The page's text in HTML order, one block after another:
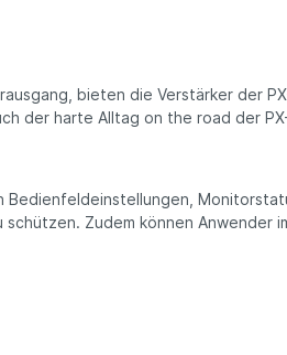
bieten die Verstärker der
der harte Alltag on the road der
Zudem können Anwender